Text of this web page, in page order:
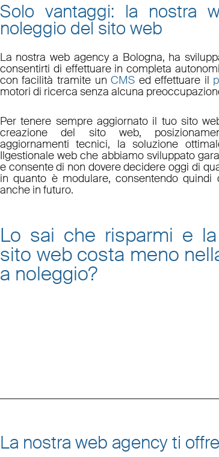
Solo vantaggi: la nostra
noleggio del sito web
La nostraweb agency a Bologna, ha
consentirti di effettuare in completa
con facilità tramite unCMS ed effettuare il
motori di ricerca senza alcuna
Per tenere sempre aggiornato il tuo sito
creazione del sito web,
aggiornamenti tecnici, la soluzione
Ilgestionale webche abbiamo sviluppato
e consente di non dovere decidere oggi di
in quanto è modulare, consentendo
anche in futuro.
Lo sai che risparmi e la
sito webcosta meno
a noleggio?
La nostra web agency ti